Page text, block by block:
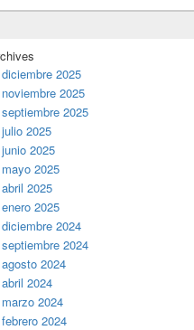
diciembre 2025
noviembre 2025
septiembre 2025
julio 2025
junio 2025
mayo 2025
abril 2025
enero 2025
diciembre 2024
septiembre 2024
agosto 2024
abril 2024
marzo 2024
febrero 2024